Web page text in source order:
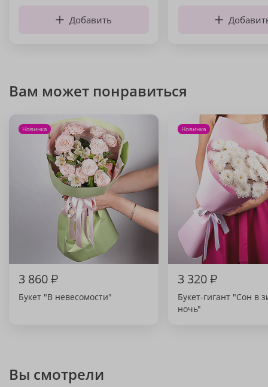
Добавить
Вам может понравиться
Новинка
3 860₽
Букет "В невесомости"
Новинка
3 320₽
Букет-гигант "Сон в
ночь"
Вы смотрели